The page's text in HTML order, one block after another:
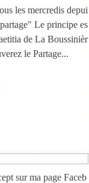
les mercredis depui
Le principe es
de La Boussinièr
le Partage...
sur ma page Faceb